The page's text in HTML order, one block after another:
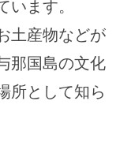
ます。
土産物などが
那国島の文化
所として知ら